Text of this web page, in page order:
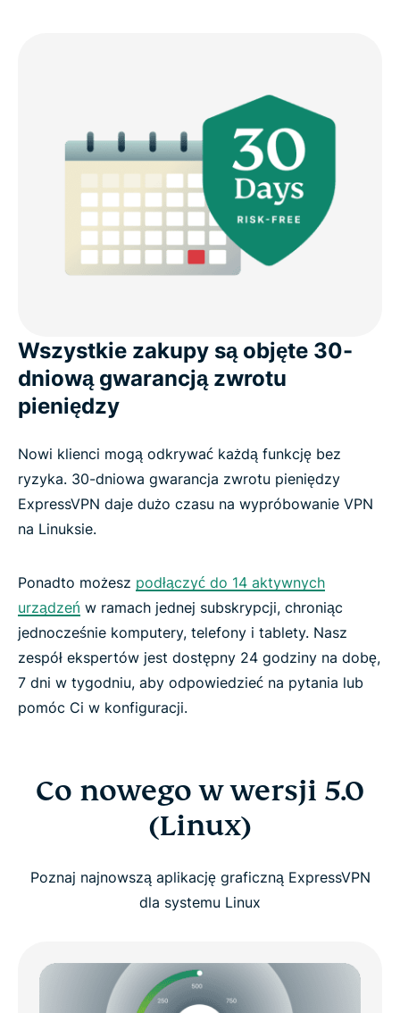
Wszystkie zakupy są objęte 30-
dniową gwarancją zwrotu
pieniędzy
Nowi klienci mogą odkrywać każdą funkcję bez
ryzyka. 30-dniowa gwarancja zwrotu pieniędzy
ExpressVPN daje dużo czasu na wypróbowanie VPN
na Linuksie.
Ponadto możesz podłączyć do 14 aktywnych
urządzeń w ramach jednej subskrypcji, chroniąc
jednocześnie komputery, telefony i tablety. Nasz
zespół ekspertów jest dostępny 24 godziny na dobę,
7 dni w tygodniu, aby odpowiedzieć na pytania lub
pomóc Ci w konfiguracji.
Co nowego w wersji 5.0
(Linux)
Poznaj najnowszą aplikację graficzną ExpressVPN
dla systemu Linux